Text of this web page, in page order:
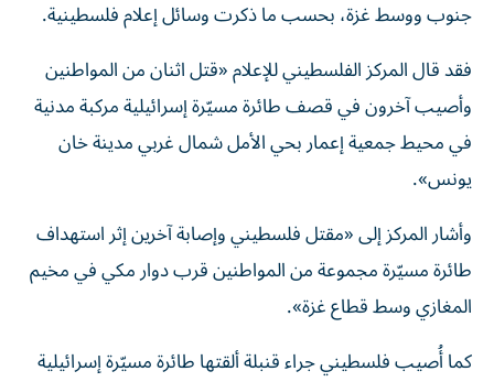
جنوب ووسط غزة، بحسب ما ذكرت وسائل إعلام فلسطينية.
فقد قال المركز الفلسطيني للإعلام «قتل اثنان من المواطنين
وأصيب آخرون في قصف طائرة مسيّرة إسرائيلية مركبة مدنية
في محيط جمعية إعمار بحي الأمل شمال غربي مدينة خان
يونس».
وأشار المركز إلى «مقتل فلسطيني وإصابة آخرين إثر استهداف
طائرة مسيّرة مجموعة من المواطنين قرب دوار مكي في مخيم
المغازي وسط قطاع غزة».
كما أُصيب فلسطيني جراء قنبلة ألقتها طائرة مسيّرة إسرائيلية